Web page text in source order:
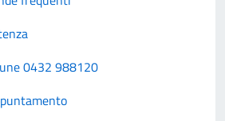
0432 988120